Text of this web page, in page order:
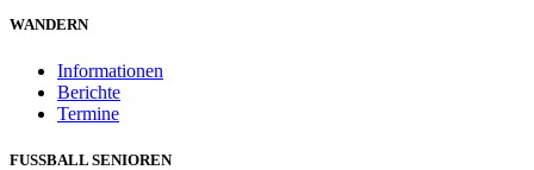
WANDERN
Informationen
Berichte
Termine
FUSSBALL SENIOREN